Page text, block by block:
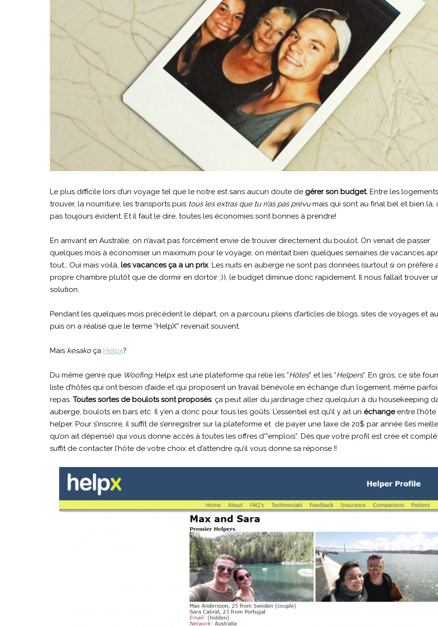
Le plus difficile lors d’un voyage tel que le notre est sans aucun doute de gérer son budget. Entre les
trouver, la nourriture, les transports puis tous les extras que tu n’as pas prévumais qui sont au final bel et bien là,
pas toujours évident. Et il faut le dire, toutes les économies sont bonnes à prendre!
En arrivant en Australie, on n’avait pas forcément envie de trouver directement du boulot. On venait de passer
quelques mois à économiser un maximum pour le voyage, on méritait bien quelques semaines de vacances
tout… Oui mais voilà, les vacances ça a un prix. Les nuits en auberge ne sont pas données (surtout si on préfère
propre chambre plutôt que de dormir en dortoir ;)), le budget diminue donc rapidement. Il nous fallait trouver
solution.
Pendant les quelques mois précédent le départ, on a parcouru pleins d’articles de blogs, sites de voyages et
puis on a réalisé que le terme “HelpX” revenait souvent.
Mais késako ça Helpx?
Du même genre que Woofing, Helpx est une plateforme qui relie les “Hôtes” et les “Helpers“. En gros, ce site
liste d’hôtes qui ont besoin d’aide et qui proposent un travail bénévole en échange d’un logement, même
repas. Toutes sortes de boulots sont proposés: ça peut aller du jardinage chez quelqu’un à du housekeeping
auberge, boulots en bars etc. Il y’en a donc pour tous les goûts. L’essentiel est qu’il y ait un échangeentre l’hôte
helper. Pour s’inscrire, il suffit de s’enregistrer sur la plateforme et de payer une taxe de 20$ par année (les
qu’on ait dépensé) qui vous donne accès à toutes les offres d'”emplois”. Dès que votre profil est crée et
suffit de contacter l’hôte de votre choix et d’attendre qu’il vous donne sa réponse !!
MELBOURNE
MELBOURNE
06/09/2017
AIRLIE BEACH AUSTRALIE
VIDEO WHITSUNDAY ISLANDS
08/03/2017
AUSTRALIE
DANCING IN
30/08/2017
Voyage avec nous
Et retrouve le monde dans
boîte mail